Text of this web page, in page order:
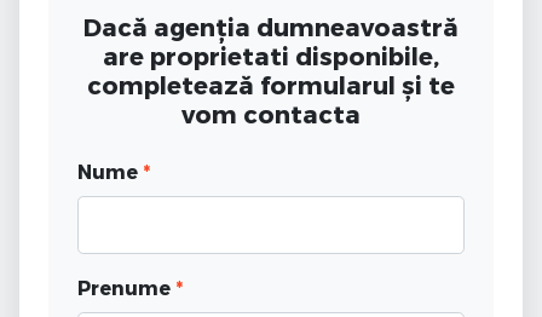
Dacă agenția dumneavoastră
are proprietati disponibile,
completează formularul și te
vom contacta
Nume *
Prenume *